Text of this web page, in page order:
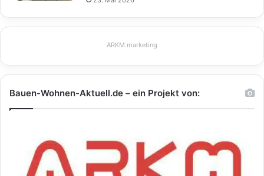
ARKM.marketing
Bauen-Wohnen-Aktuell.de – ein Projekt von: